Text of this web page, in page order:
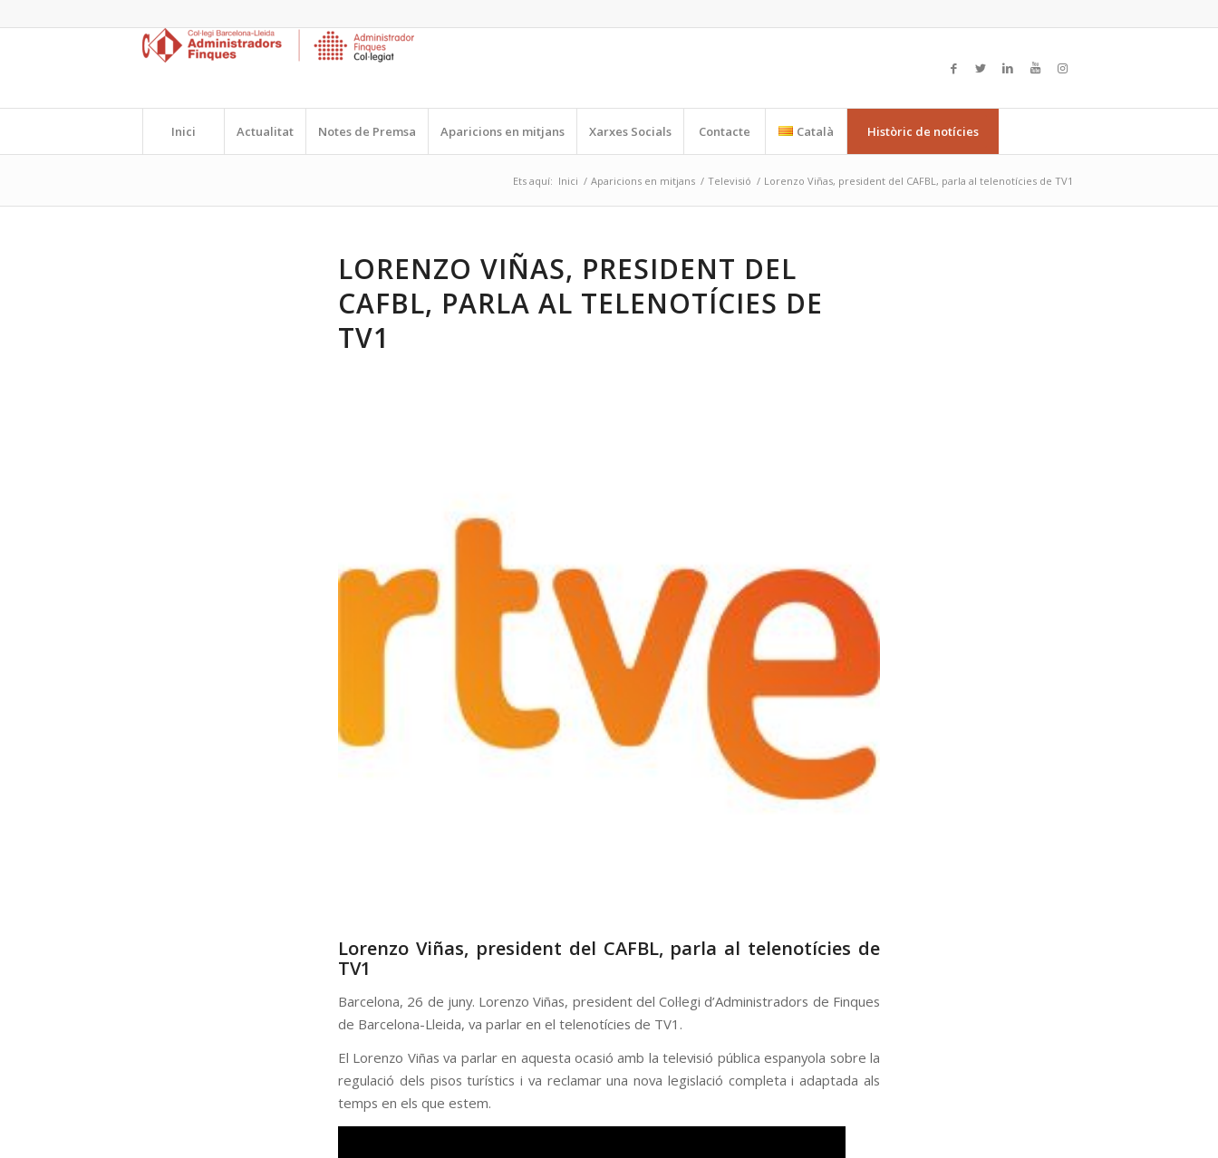
Inici Actualitat Notes de Premsa Aparicions en mitjans Xarxes Socials Contacte Català Històric de notícies
Ets aquí: Inici / Aparicions en mitjans / Televisió / Lorenzo Viñas, president del CAFBL, parla al telenotícies de TV1
LORENZO VIÑAS, PRESIDENT DEL
CAFBL, PARLA AL TELENOTÍCIES DE
TV1
Lorenzo Viñas, president del CAFBL, parla al telenotícies de
TV1
Barcelona, 26 de juny. Lorenzo Viñas, president del Col·legi d’Administradors de Finques
de Barcelona-Lleida, va parlar en el telenotícies de TV1.
El Lorenzo Viñas va parlar en aquesta ocasió amb la televisió pública espanyola sobre la
regulació dels pisos turístics i va reclamar una nova legislació completa i adaptada als
temps en els que estem.